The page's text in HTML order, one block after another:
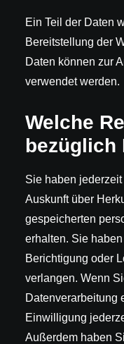
Ein Teil der Daten
Bereitstellung der
Daten können zur
verwendet werden.
Welche
bezüglich
Sie haben
Auskunft über
gespeicherten
erhalten. Sie
Berichtigung oder
verlangen. Wenn
Datenverarbeitung
Einwilligung
Außerdem haben